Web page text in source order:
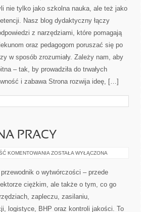
nie tylko jako szkolna nauka, ale też jako
Nasz blog dydaktyczny łączy
z narzędziami, które pomagają
oraz pedagogom poruszać się po
w sposób zrozumiały. Zależy nam, aby
– tak, by prowadziła do trwałych
i zabawa Strona rozwija ideę, […]
PRACY
KOMENTOWANIA BEZPIECZEŃSTWO
PRACY
ZOSTAŁA WYŁĄCZONA
o wytwórczości – przede
ciężkim, ale także o tym, co go
zapleczu, zasilaniu,
logistyce, BHP oraz kontroli jakości. To